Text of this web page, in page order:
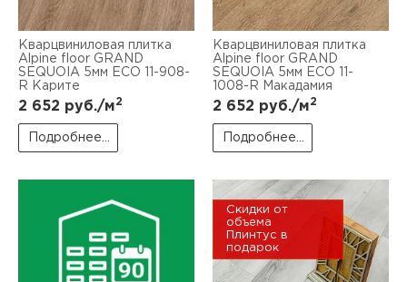
Кварцвиниловая плитка
Alpine floor GRAND
SEQUOIA 5мм ЕСО 11-908-
R Карите
2 652 руб./м2
Подробнее...
Кварцвиниловая плитка
Alpine floor GRAND
SEQUOIA 5мм ЕСО 11-
1008-R Макадамия
2 652 руб./м2
Подробнее...
Скидки от
объема
Плинтус в
подарок